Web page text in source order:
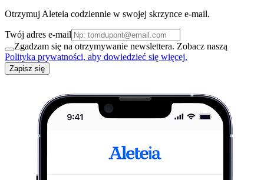
Otrzymuj Aleteia codziennie w swojej skrzynce e-mail.
Twój adres e-mail
Zgadzam się na otrzymywanie newslettera. Zobacz naszą
Polityka prywatności, aby dowiedzieć się więcej.
Zapisz się